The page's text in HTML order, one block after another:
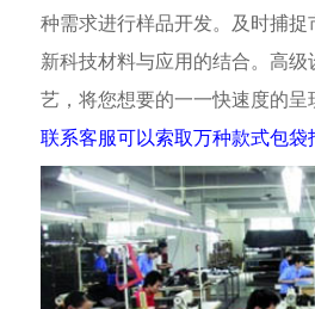
种需求进行样品开发。及时捕
新科技材料与应用的结合。高
艺，将您想要的一一快速度的呈
联系客服可以索取万种款式包袋